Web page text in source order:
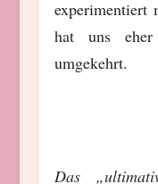
experimentiert
hat uns
umgekehrt.
Das